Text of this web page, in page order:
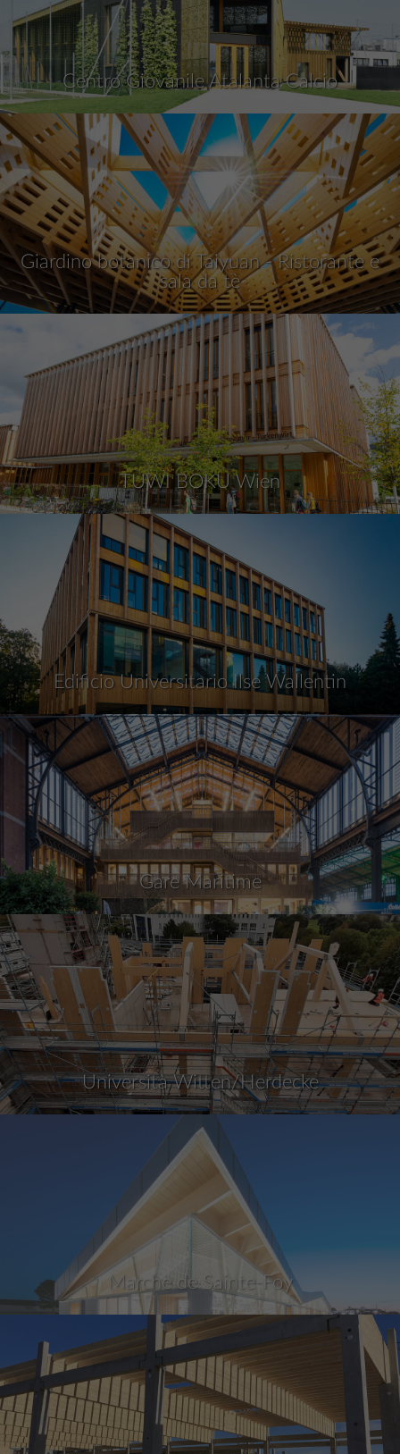
Centro Giovanile Atalanta Calcio
Giardino botanico di Taiyuan - Ristorante e
sala da tè
TUWI BOKU Wien
Edificio Universitario Ilse Wallentin
Gare Maritime
Università Witten/Herdecke
Marche de Sainte-Foy